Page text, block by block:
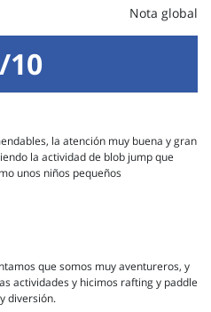
Nota global
10
la atención muy buena y gran
la actividad de blob jump que
unos niños pequeños
que somos muy aventureros, y
actividades y hicimos rafting y paddle
diversión.